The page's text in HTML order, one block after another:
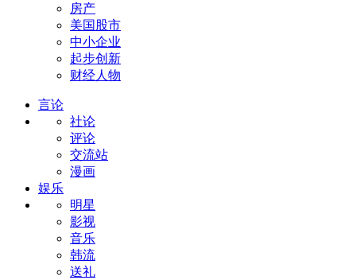
房产
美国股市
中小企业
起步创新
财经人物
言论
社论
评论
交流站
漫画
娱乐
明星
影视
音乐
韩流
送礼